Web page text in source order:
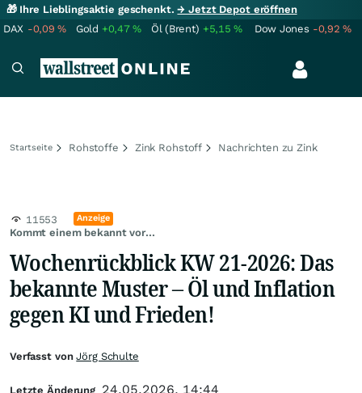
🎁 Ihre Lieblingsaktie geschenkt.→ Jetzt Depot eröffnen
DAX -0,09% Gold +0,47% Öl (Brent) +5,15% Dow Jones -0,92%
Startseite Rohstoffe Zink Rohstoff Nachrichten zu Zink
Kommt einem bekannt vor...
11553 Anzeige
Wochenrückblick KW 21-2026: Das
bekannte Muster – Öl und Inflation
gegen KI und Frieden!
Verfasst vonJörg Schulte
Letzte Änderung 24.05.2026, 14:44